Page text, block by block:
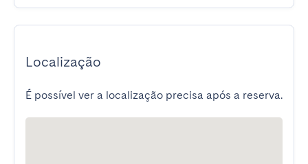
Localização
É possível ver a localização precisa após a reserva.